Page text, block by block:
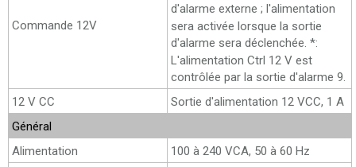
Commande 12V
d'alarme externe ; l'alimentation
sera activée lorsque la sortie
d'alarme sera déclenchée. *:
L'alimentation Ctrl 12 V est
contrôlée par la sortie d'alarme 9.
12 V CC
Sortie d'alimentation 12 VCC, 1 A
Général
Alimentation
100 à 240 VCA, 50 à 60 Hz